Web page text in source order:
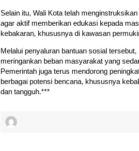
Selain itu, Wali Kota telah
agar aktif memberikan edukasi kepada
kebakaran, khususnya di kawasan
Melalui penyaluran bantuan sosial
meringankan beban masyarakat yang
Pemerintah juga terus mendorong
berbagai potensi bencana, khususnya
dan tangguh.***